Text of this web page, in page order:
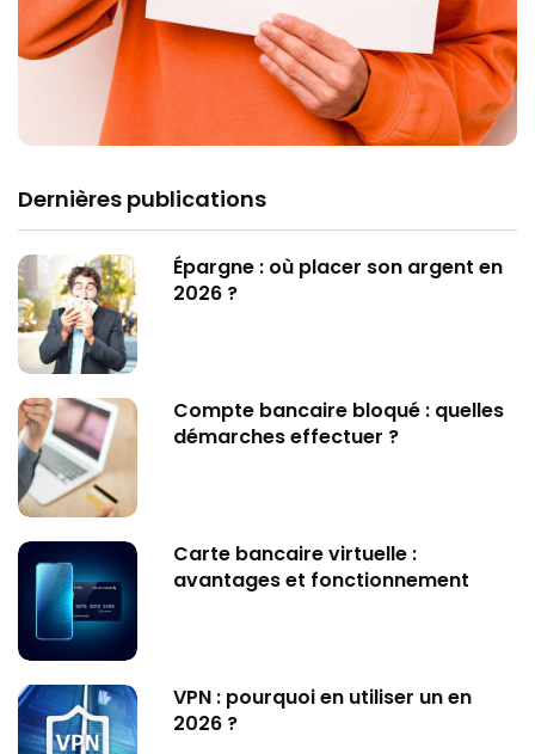
Dernières publications
Épargne : où placer son argent en
2026 ?
Compte bancaire bloqué : quelles
démarches effectuer ?
Carte bancaire virtuelle :
avantages et fonctionnement
VPN : pourquoi en utiliser un en
2026 ?